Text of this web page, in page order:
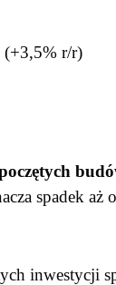
(+3,5% r/r)
spadek aż o
inwestycji